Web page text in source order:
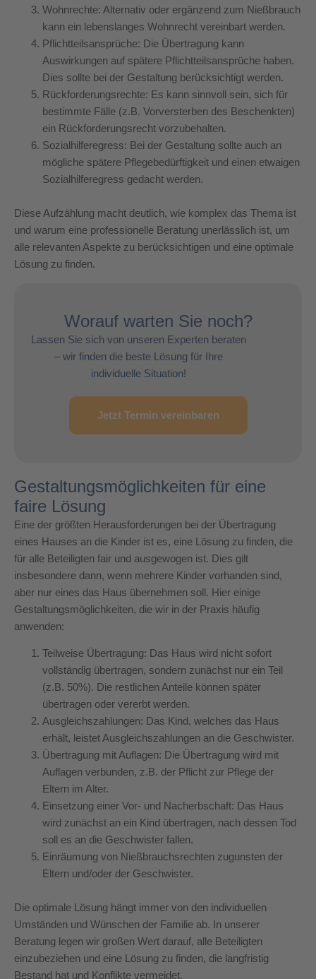
Wohnrechte: Alternativ oder ergänzend zum Nießbrauch
kann ein lebenslanges Wohnrecht vereinbart werden.
Pflichtteilsansprüche: Die Übertragung kann
Auswirkungen auf spätere Pflichtteilsansprüche haben.
Dies sollte bei der Gestaltung berücksichtigt werden.
Rückforderungsrechte: Es kann sinnvoll sein, sich für
bestimmte Fälle (z.B. Vorversterben des Beschenkten)
ein Rückforderungsrecht vorzubehalten.
Sozialhilferegress: Bei der Gestaltung sollte auch an
mögliche spätere Pflegebedürftigkeit und einen etwaigen
Sozialhilferegress gedacht werden.
Diese Aufzählung macht deutlich, wie komplex das Thema ist
und warum eine professionelle Beratung unerlässlich ist, um
alle relevanten Aspekte zu berücksichtigen und eine optimale
Lösung zu finden.
Worauf warten Sie noch?
Lassen Sie sich von unseren Experten beraten
– wir finden die beste Lösung für Ihre
individuelle Situation!
Jetzt Termin vereinbaren
Gestaltungsmöglichkeiten für eine
faire Lösung
Eine der größten Herausforderungen bei der Übertragung
eines Hauses an die Kinder ist es, eine Lösung zu finden, die
für alle Beteiligten fair und ausgewogen ist. Dies gilt
insbesondere dann, wenn mehrere Kinder vorhanden sind,
aber nur eines das Haus übernehmen soll. Hier einige
Gestaltungsmöglichkeiten, die wir in der Praxis häufig
anwenden:
Teilweise Übertragung: Das Haus wird nicht sofort
vollständig übertragen, sondern zunächst nur ein Teil
(z.B. 50%). Die restlichen Anteile können später
übertragen oder vererbt werden.
Ausgleichszahlungen: Das Kind, welches das Haus
erhält, leistet Ausgleichszahlungen an die Geschwister.
Übertragung mit Auflagen: Die Übertragung wird mit
Auflagen verbunden, z.B. der Pflicht zur Pflege der
Eltern im Alter.
Einsetzung einer Vor- und Nacherbschaft: Das Haus
wird zunächst an ein Kind übertragen, nach dessen Tod
soll es an die Geschwister fallen.
Einräumung von Nießbrauchsrechten zugunsten der
Eltern und/oder der Geschwister.
Die optimale Lösung hängt immer von den individuellen
Umständen und Wünschen der Familie ab. In unserer
Beratung legen wir großen Wert darauf, alle Beteiligten
einzubeziehen und eine Lösung zu finden, die langfristig
Bestand hat und Konflikte vermeidet.